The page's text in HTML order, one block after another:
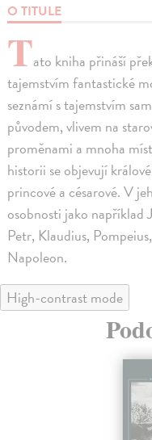
O TITULE
Tato kniha přináší
tajemstvím fantastické
seznámí s tajemstvím
původem, vlivem na
proměnami a mnoha
historii se objevují
princové a césarové. V
osobnosti jako například
Petr, Klaudius,
Napoleon.
High-contrast mode